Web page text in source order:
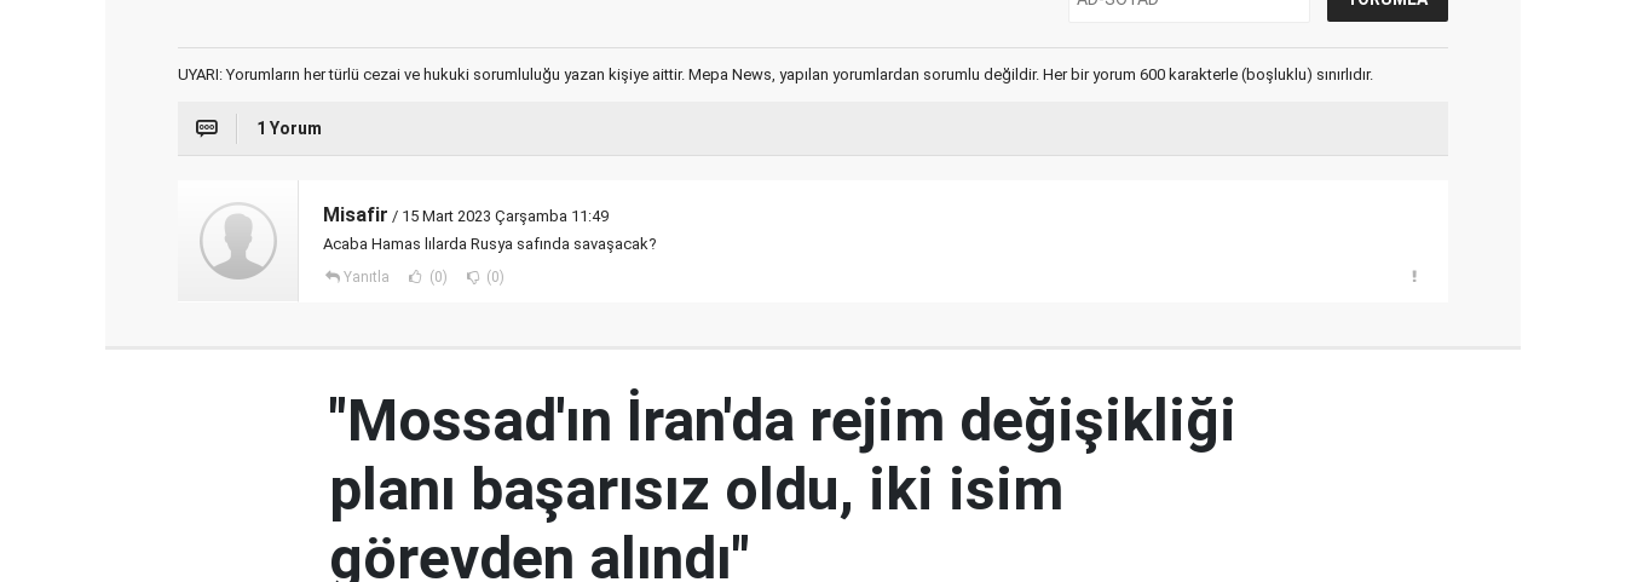
UYARI: Yorumların her türlü cezai ve hukuki sorumluluğu yazan kişiye aittir. Mepa News, yapılan yorumlardan sorumlu değildir. Her bir yorum 600 karakterle (boşluklu) sınırlıdır.
1 Yorum
Misafir / 15 Mart 2023 Çarşamba 11:49
Acaba Hamas lılarda Rusya safında savaşacak?
Yanıtla (0) (0)
"Mossad'ın İran'da rejim değişikliği
planı başarısız oldu, iki isim
görevden alındı"